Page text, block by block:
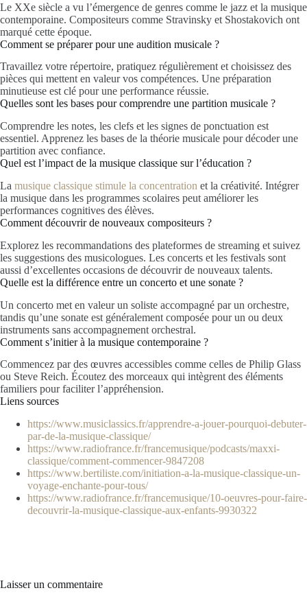
Le XXe siècle a vu l’émergence de genres comme le jazz et la musique
contemporaine. Compositeurs comme Stravinsky et Shostakovich ont
marqué cette époque.
Comment se préparer pour une audition musicale ?
Travaillez votre répertoire, pratiquez régulièrement et choisissez des
pièces qui mettent en valeur vos compétences. Une préparation
minutieuse est clé pour une performance réussie.
Quelles sont les bases pour comprendre une partition musicale ?
Comprendre les notes, les clefs et les signes de ponctuation est
essentiel. Apprenez les bases de la théorie musicale pour décoder une
partition avec confiance.
Quel est l’impact de la musique classique sur l’éducation ?
La musique classique stimule la concentration et la créativité. Intégrer
la musique dans les programmes scolaires peut améliorer les
performances cognitives des élèves.
Comment découvrir de nouveaux compositeurs ?
Explorez les recommandations des plateformes de streaming et suivez
les suggestions des musicologues. Les concerts et les festivals sont
aussi d’excellentes occasions de découvrir de nouveaux talents.
Quelle est la différence entre un concerto et une sonate ?
Un concerto met en valeur un soliste accompagné par un orchestre,
tandis qu’une sonate est généralement composée pour un ou deux
instruments sans accompagnement orchestral.
Comment s’initier à la musique contemporaine ?
Commencez par des œuvres accessibles comme celles de Philip Glass
ou Steve Reich. Écoutez des morceaux qui intègrent des éléments
familiers pour faciliter l’appréhension.
Liens sources
https://www.musiclassics.fr/apprendre-a-jouer-pourquoi-debuter-
par-de-la-musique-classique/
https://www.radiofrance.fr/francemusique/podcasts/maxxi-
classique/comment-commencer-9847208
https://www.bertiliste.com/initiation-a-la-musique-classique-un-
voyage-enchante-pour-tous/
https://www.radiofrance.fr/francemusique/10-oeuvres-pour-faire-
decouvrir-la-musique-classique-aux-enfants-9930322
Laisser un commentaire